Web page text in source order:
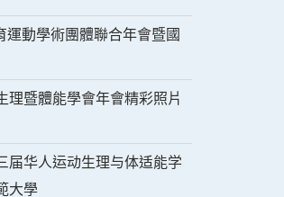
運動學術團體聯合年會暨國
理暨體能學會年會精彩照片
届华人运动生理与体适能学
大學